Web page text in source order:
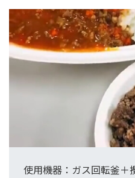
使用機器：ガス回転釜＋